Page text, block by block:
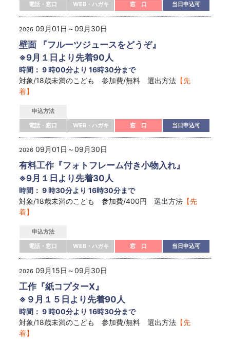
電話・窓口
WEB・ハガキ 窓 口 当日申込可
2026 09月01日～09月30日
壁面 『フルーツジュースをどうぞ』
※9月１日より先着90人
時間： 9 時00分より 16時30分まで
対象/18歳未満のこども 参加費/無料 選出方法 【先
着】
申込方法
電話・窓口
WEB・ハガキ 窓 口 当日申込可
2026 09月01日～09月30日
有料工作『フォトフレーム付き小物入れ』
※9月１日より先着30人
時間： 9 時30分より 16時30分まで
対象/18歳未満のこども 参加費/400円 選出方法 【先
着】
申込方法
電話・窓口
WEB・ハガキ 窓 口 当日申込可
2026 09月15日～09月30日
工作『紙コプターX』
※９月１５日より先着90人
時間： 9 時00分より 16時30分まで
対象/18歳未満のこども 参加費/無料 選出方法 【先
着】